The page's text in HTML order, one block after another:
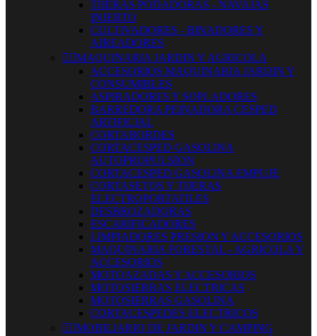
TIJERAS PODADORAS - NAVAJAS
INJERTO
CULTIVADORES - BINADORES Y
AIREADORES
 MAQUINARIA JARDIN Y AGRICOLA
ACCESORIOS MAQUINARIA JARDIN Y
CONSUMIBLES
ASPIRADORES Y SOPLADORES
BARREDORA PEINADORA CESPED
ARTIFICIAL
CORTABORDES
CORTACESPED GASOLINA
AUTOPROPULSION
CORTACESPED GASOLINA EMPUJE
CORTASETOS Y TIJERAS
ELECTROPORTATILES
DESBROZADORAS
ESCARIFICADORES
LIMPIADORES PRESION Y ACCESORIOS
MAQUINARIA FORESTAL - AGRICOLA Y
ACCESORIOS
MOTOAZADAS Y ACCESORIOS
MOTOSIERRAS ELECTRICAS
MOTOSIERRAS GASOLINA
CORTACESPEDES ELECTRICOS
 MOBILIARIO DE JARDIN Y CAMPING